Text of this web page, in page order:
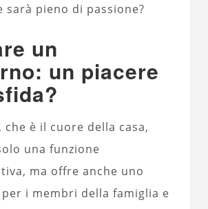
sarà pieno di passione?
un
un piacere
che è il cuore della casa,
una funzione
ma offre anche uno
i membri della famiglia e